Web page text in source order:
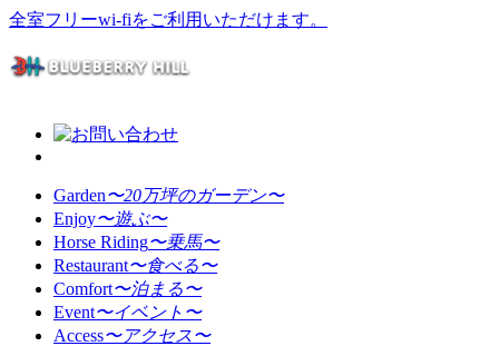
全室フリーwi-fiをご利用いただけます。
Garden〜20万坪のガーデン〜
Enjoy〜遊ぶ〜
Horse Riding〜乗馬〜
Restaurant〜食べる〜
Comfort〜泊まる〜
Event〜イベント〜
Access〜アクセス〜